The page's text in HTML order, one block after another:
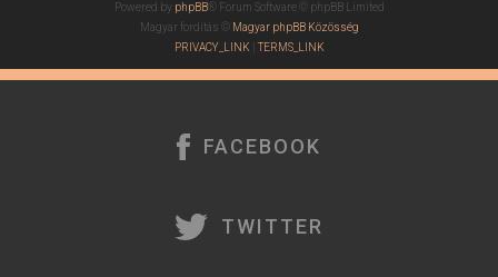
Powered by phpBB® Forum Software © phpBB Limited
Magyar fordítás ©
Magyar phpBB Közösség
PRIVACY_LINK| TERMS_LINK
FACEBOOK
TWITTER